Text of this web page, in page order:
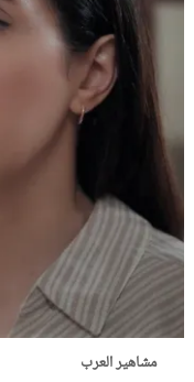
مشاهير العرب